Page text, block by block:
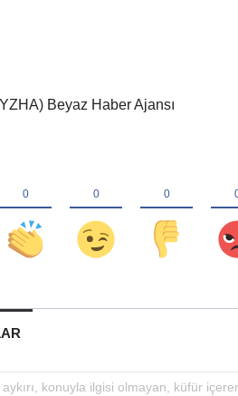
Beyaz Haber Ajansı